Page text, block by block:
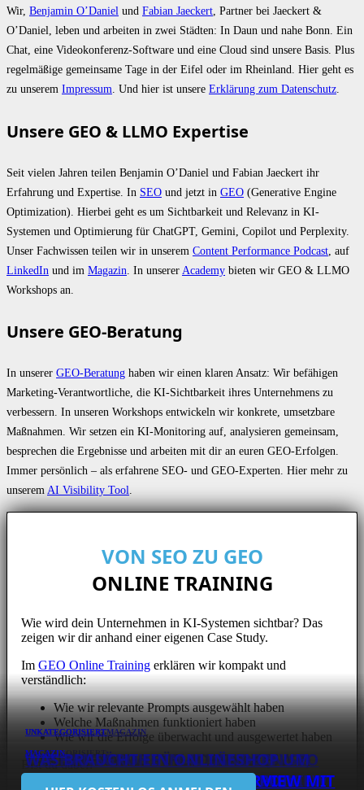
UNKATEGORISIERT
SEO FÜR EIN MÖBEL-STARTUP:
UNKATEGORISIERT
LANDINGPAGES FÜR SOFTWARE-
UNTERNEHMEN: INTERVIEW MIT
UNKATEGORISIERTMAGAZIN
WIE DER SÜDWESTRUNDFUNK (SWR)
AN SEARCH EXPERIENCE ARBEITET:
MAGAZIN
SEO FÜR SOFTWARE UNTERNEHMEN:
WIE HANSGROHE IN 40 LÄNDERN SEO
MACHT: INTERVIEW MIT JÖRG
UNKATEGORISIERT
WAS BRAUCHT EIN ONLINESHOP UM
ERFOLGREICH ZU RANKEN? INTERVIEW
MAGAZIN
DIE SEO-STRATEGIE VON HUBSPOT:
SO GEHT USER TESTING: INTERVIEW MIT
Wir, Benjamin O’Daniel und Fabian Jaeckert, Partner bei Jaeckert &
O’Daniel, leben und arbeiten in zwei Städten: In Daun und nahe Bonn. Ein
Chat, eine Videokonferenz-Software und eine Cloud sind unsere Basis. Plus
regelmäßige gemeinsame Tage in der Eifel oder im Rheinland. Hier geht es
zu unserem Impressum. Und hier ist unsere Erklärung zum Datenschutz.
Unsere GEO & LLMO Expertise
Seit vielen Jahren teilen Benjamin O’Daniel und Fabian Jaeckert ihr
Erfahrung und Expertise. In SEO und jetzt in GEO (Generative Engine
Optimization). Hierbei geht es um Sichtbarkeit und Relevanz in KI-
Systemen und Optimierung für ChatGPT, Gemini, Copilot und Perplexity.
Unser Fachwissen teilen wir in unserem Content Performance Podcast , auf
LinkedIn und im Magazin . In unserer Academy bieten wir GEO & LLMO
Workshops an.
Unsere GEO-Beratung
In unserer GEO-Beratung haben wir einen klaren Ansatz: Wir befähigen
Marketing-Verantwortliche, die KI-Sichtbarkeit ihres Unternehmens zu
verbessern. In unseren Workshops entwickeln wir konkrete, umsetzbare
Maßnahmen. Wir setzen ein KI-Monitoring auf, analysieren gemeinsam,
besprechen die Ergebnisse und arbeiten mit dir an euren GEO-Erfolgen.
Immer persönlich – als erfahrene SEO- und GEO-Experten. Hier mehr zu
unseremAI Visibility Tool.
VON SEO ZU GEO
ONLINE TRAINING
Wie wird dein Unternehmen in KI-Systemen sichtbar? Das
zeigen wir dir anhand einer eigenen Case Study.
Im GEO Online Training erklären wir kompakt und
verständlich:
Wie wir relevante Prompts ausgewählt haben
Welche Maßnahmen funktioniert haben
Wie wir die Erfolge überwacht und ausgewertet haben
Bist du dabei?